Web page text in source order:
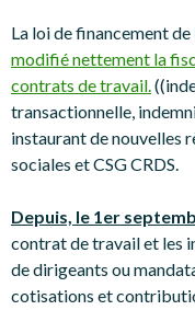
La loi de financement
modifié nettement la
contrats de travail.
transactionnelle,
instaurant de nouvelles
sociales et CSG CRDS.
Depuis, le 1er
contrat de travail et les
de dirigeants ou
cotisations et